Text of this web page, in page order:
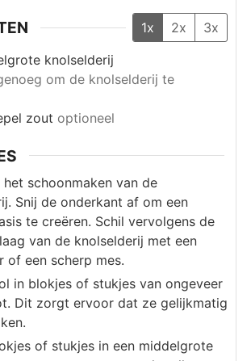
1x 2x
3x
knolselderij
om de knolselderij te
zout optioneel
het schoonmaken van de
Snij de onderkant af om een
te creëren. Schil vervolgens de
van de knolselderij met een
of een scherp mes.
in blokjes of stukjes van ongeveer
Dit zorgt ervoor dat ze gelijkmatig
of stukjes in een middelgrote